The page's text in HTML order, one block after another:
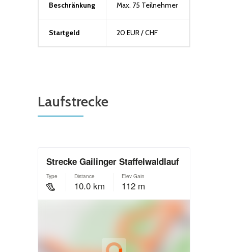
Beschränkung Max. 75 Teilnehmer
Startgeld 20 EUR / CHF
Laufstrecke